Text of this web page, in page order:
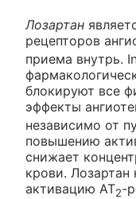
Лозартан
рецепторов
приема внутрь.
блокируют все
эффекты
независимо от
повышению
снижает
крови. Лозартан
активацию АТ2-